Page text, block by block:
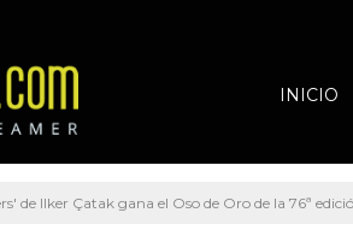
INICIO
de Ilker Çatak gana el Oso de Oro de la 76ª